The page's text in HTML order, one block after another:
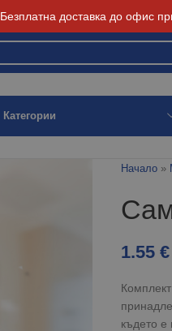
Безплатна доставка до офис
Категории
Начало»
1.55 €
където е